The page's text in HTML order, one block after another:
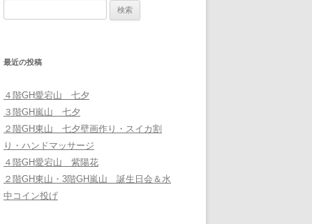
最近の投稿
４階GH愛宕山 七夕
３階GH嵐山 七夕
２階GH東山 七夕壁画作り・スイカ割
り・ハンドマッサージ
４階GH愛宕山 紫陽花
２階GH東山・3階GH嵐山 誕生日会＆水
中コイン投げ